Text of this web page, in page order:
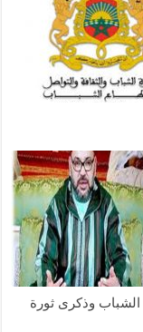
الشباب وذكرى ثورة